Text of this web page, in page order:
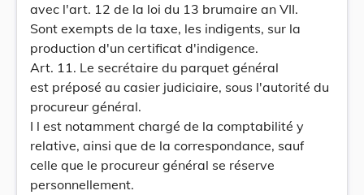
avec l'art. 12 de la loi du 13 brumaire an VII.
Sont exempts de la taxe, les indigents, sur la
production d'un certificat d'indigence.
Art. 11. Le secrétaire du parquet général
est préposé au casier judiciaire, sous l'autorité du
procureur général.
I l est notamment chargé de la comptabilité y
relative, ainsi que de la correspondance, sauf
celle que le procureur général se réserve
personnellement.